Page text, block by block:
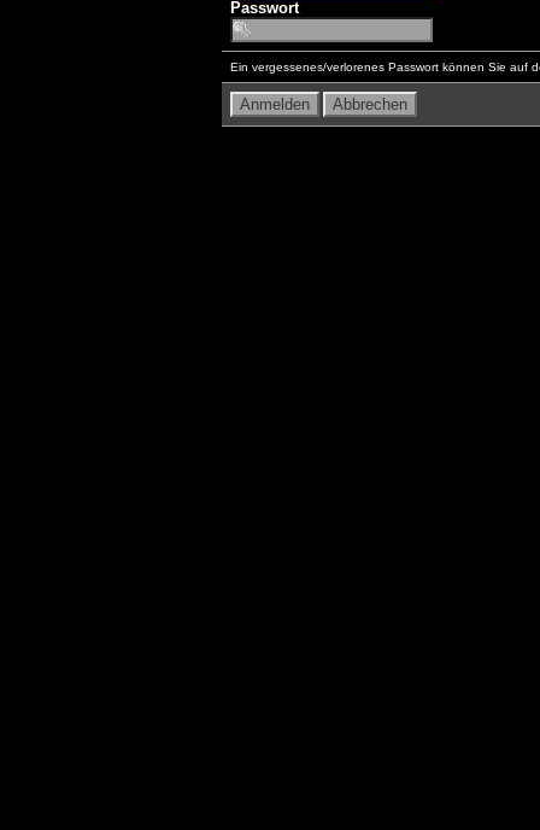
Passwort
Ein vergessenes/verlorenes Passwort können Sie auf